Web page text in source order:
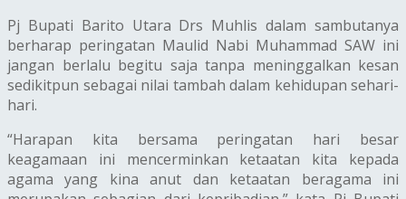
Pj Bupati Barito Utara Drs Muhlis dalam sambutanya
berharap peringatan Maulid Nabi Muhammad SAW ini
jangan berlalu begitu saja tanpa meninggalkan kesan
sedikitpun sebagai nilai tambah dalam kehidupan sehari-
hari.
“Harapan kita bersama peringatan hari besar
keagamaan ini mencerminkan ketaatan kita kepada
agama yang kina anut dan ketaatan beragama ini